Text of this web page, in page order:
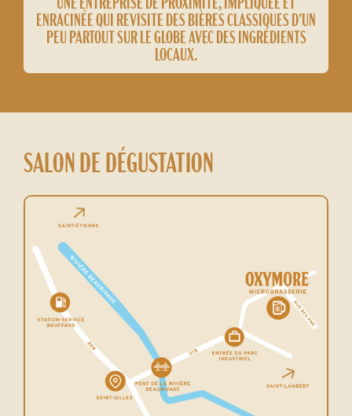
UNE ENTREPRISE DE PROXIMITÉ, IMPLIQUÉE ET
ENRACINÉE QUI REVISITE DES BIÈRES CLASSIQUES D’UN
PEU PARTOUT SUR LE GLOBE AVEC DES INGRÉDIENTS
LOCAUX.
SALON DE DÉGUSTATION